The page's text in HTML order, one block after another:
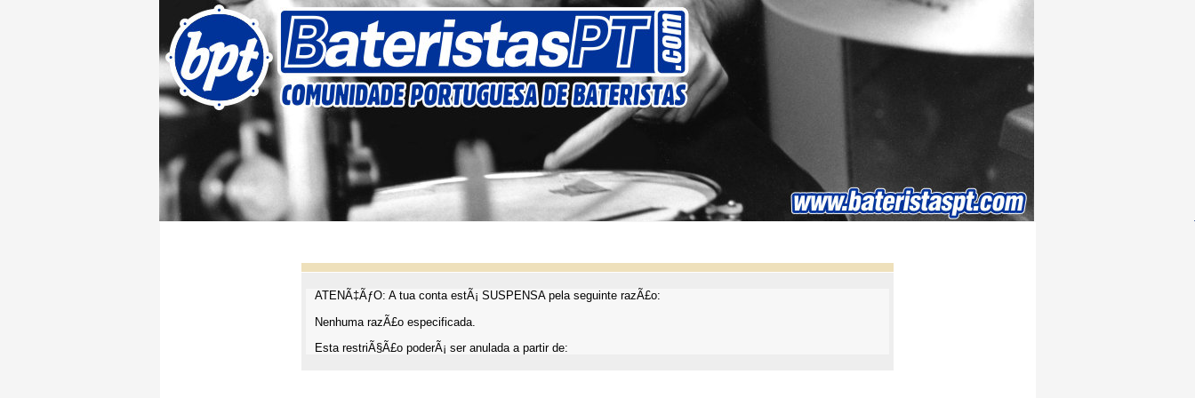
ATENÃ‡ÃƒO: A tua conta estÃ¡ SUSPENSA pela seguinte razÃ£o:
Nenhuma razÃ£o especificada.
Esta restriÃ§Ã£o poderÃ¡ ser anulada a partir de: